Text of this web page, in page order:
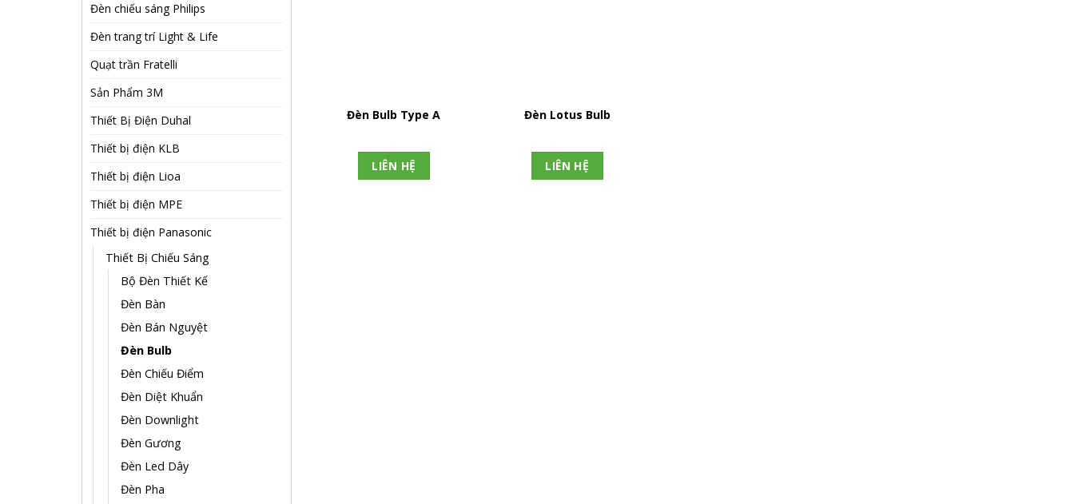
Đèn chiếu sáng Philips
Đèn trang trí Light & Life
Quạt trần Fratelli
Sản Phẩm 3M
Thiết Bị Điện Duhal
Thiết bị điện KLB
Thiết bị điện Lioa
Thiết bị điện MPE
Thiết bị điện Panasonic
Thiết Bị Chiếu Sáng
Bộ Đèn Thiết Kế
Đèn Bàn
Đèn Bán Nguyệt
Đèn Bulb
Đèn Chiếu Điểm
Đèn Diệt Khuẩn
Đèn Downlight
Đèn Gương
Đèn Led Dây
Đèn Pha
Đèn Bulb Type A
LIÊN HỆ
Đèn Lotus Bulb
LIÊN HỆ